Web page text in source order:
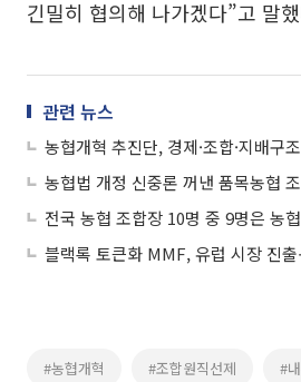
긴밀히 협의해 나가겠다”고 말
관련 뉴스
농협개혁 추진단, 경제·조합·지배구
블랙록 토큰화 MMF, 유럽 시장 진출
#농협개혁 #조합원직선제 #